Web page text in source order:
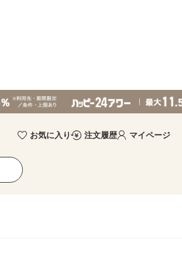
お気に入り 注文履歴 マイページ